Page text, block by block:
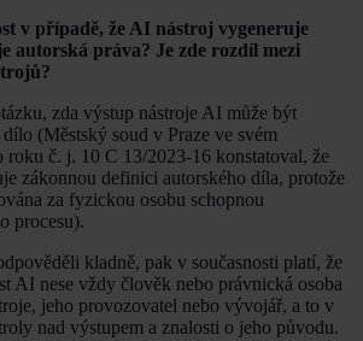
v případě, že AI nástroj vygeneruje
autorská práva? Je zde rozdíl mezi
zda výstup nástroje AI může být
(Městský soud v Praze ve svém
roku č. j. 10 C 13/2023-16 konstatoval, že
zákonnou definici autorského díla, protože
za fyzickou osobu schopnou
procesu).
kladně, pak v současnosti platí, že
AI nese vždy člověk nebo právnická osoba
jeho provozovatel nebo vývojář, a to v
nad výstupem a znalosti o jeho původu.